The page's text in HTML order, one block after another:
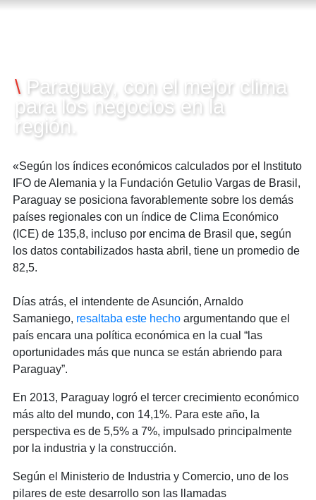
\ Paraguay, con el mejor clima
para los negocios en la
región.
«Según los índices económicos calculados por el Instituto
IFO de Alemania y la Fundación Getulio Vargas de Brasil,
Paraguay se posiciona favorablemente sobre los demás
países regionales con un índice de Clima Económico
(ICE) de 135,8, incluso por encima de Brasil que, según
los datos contabilizados hasta abril, tiene un promedio de
82,5.
Días atrás, el intendente de Asunción, Arnaldo
Samaniego, resaltaba este hechoargumentando que el
país encara una política económica en la cual “las
oportunidades más que nunca se están abriendo para
Paraguay”.
En 2013, Paraguay logró el tercer crecimiento económico
más alto del mundo, con 14,1%. Para este año, la
perspectiva es de 5,5% a 7%, impulsado principalmente
por la industria y la construcción.
Según el Ministerio de Industria y Comercio, uno de los
pilares de este desarrollo son las llamadas